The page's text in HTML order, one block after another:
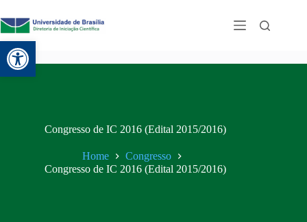
Abrir a barra de ferramentas
Congresso de IC 2016 (Edital 2015/2016)
Home
Congresso
Congresso de IC 2016 (Edital 2015/2016)